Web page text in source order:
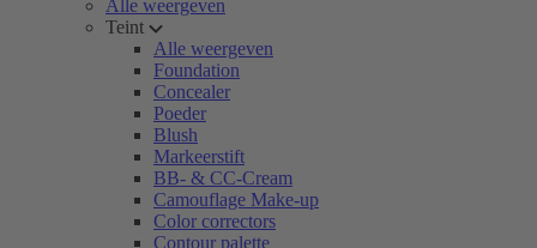
Alle weergeven
Teint
Alle weergeven
Foundation
Concealer
Poeder
Blush
Markeerstift
BB- & CC-Cream
Camouflage Make-up
Color correctors
Contour palette